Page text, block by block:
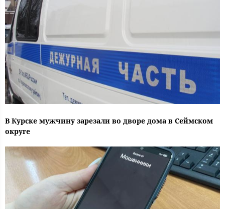
В Курске мужчину зарезали во дворе дома в Сеймском
округе